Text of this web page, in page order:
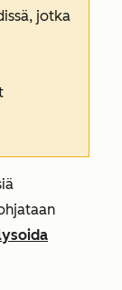
jotka